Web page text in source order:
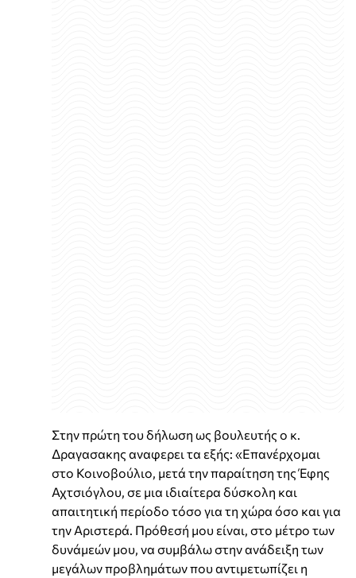
Στην πρώτη του δήλωση ως βουλευτής ο κ.
Δραγασακης αναφερει τα εξής: «Επανέρχομαι
στο Κοινοβούλιο, μετά την παραίτηση της Έφης
Αχτσιόγλου, σε μια ιδιαίτερα δύσκολη και
απαιτητική περίοδο τόσο για τη χώρα όσο και για
την Αριστερά. Πρόθεσή μου είναι, στο μέτρο των
δυνάμεών μου, να συμβάλω στην ανάδειξη των
μεγάλων προβλημάτων που αντιμετωπίζει η